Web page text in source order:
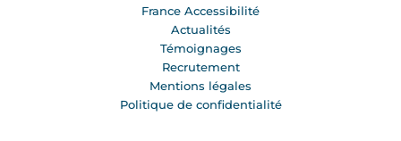
France Accessibilité
Actualités
Témoignages
Recrutement
Mentions légales
Politique de confidentialité